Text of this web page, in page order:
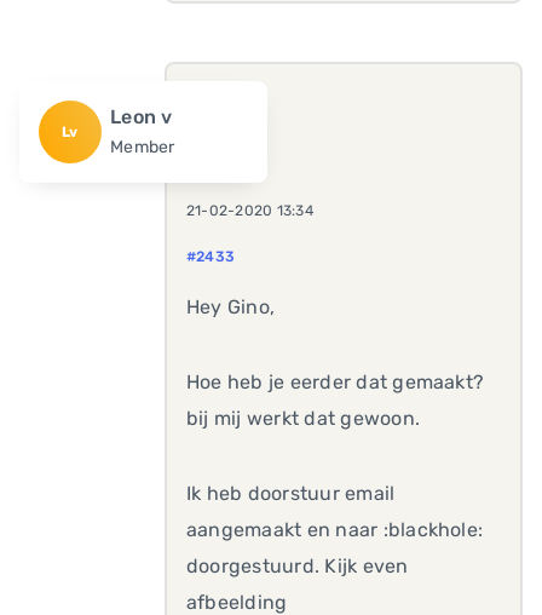
Lv
Leon v
Member
21-02-2020 13:34
#2433
Hey Gino,
Hoe heb je eerder dat gemaakt?
bij mij werkt dat gewoon.
Ik heb doorstuur email
aangemaakt en naar :blackhole:
doorgestuurd. Kijk even
afbeelding